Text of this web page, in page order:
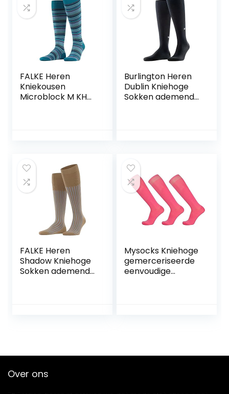
FALKE Heren
Kniekousen
Microblock M KH
Burlington Heren
Dublin Kniehoge
Sokken ademend
geschenk 1 Paar
FALKE Heren
Shadow Kniehoge
Sokken ademend
Mysocks Kniehoge
gemerceriseerde
eenvoudige
Over ons